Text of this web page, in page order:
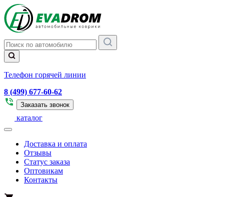
Телефон горячей линии
8 (499) 677-60-62
Заказать звонок
каталог
Доставка и оплата
Отзывы
Статус заказа
Оптовикам
Контакты